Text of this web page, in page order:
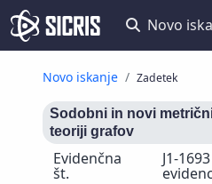
Novo
Novo iskanje Zadetek
Sodobni in novi
teoriji grafov
Evidenčna
št.
J1-